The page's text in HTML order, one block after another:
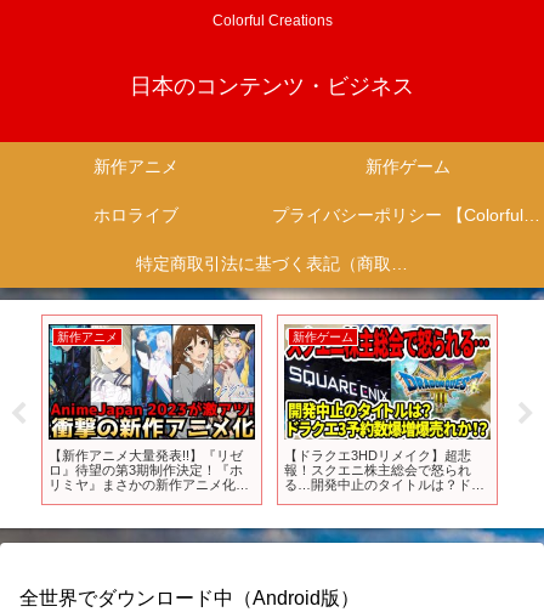
Colorful Creations
日本のコンテンツ・ビジネス
新作アニメ 新作ゲーム
ホロライブ プライバシーポリシー 【Colorful Creation】
特定商取引法に基づく表記（商取引に関する開示）
新作アニメ
【新作アニメ大量発表!!】『リゼ
ロ』待望の第3期制作決定！『ホ
リミヤ』まさかの新作アニメ化！
まとめ～【ヒロアカ7期、呪術2
期】
新作ゲーム
【ドラクエ3HDリメイク】超悲
報！スクエニ株主総会で怒られ
る…開発中止のタイトルは？ドラ
全世界でダウンロード中（Android版）